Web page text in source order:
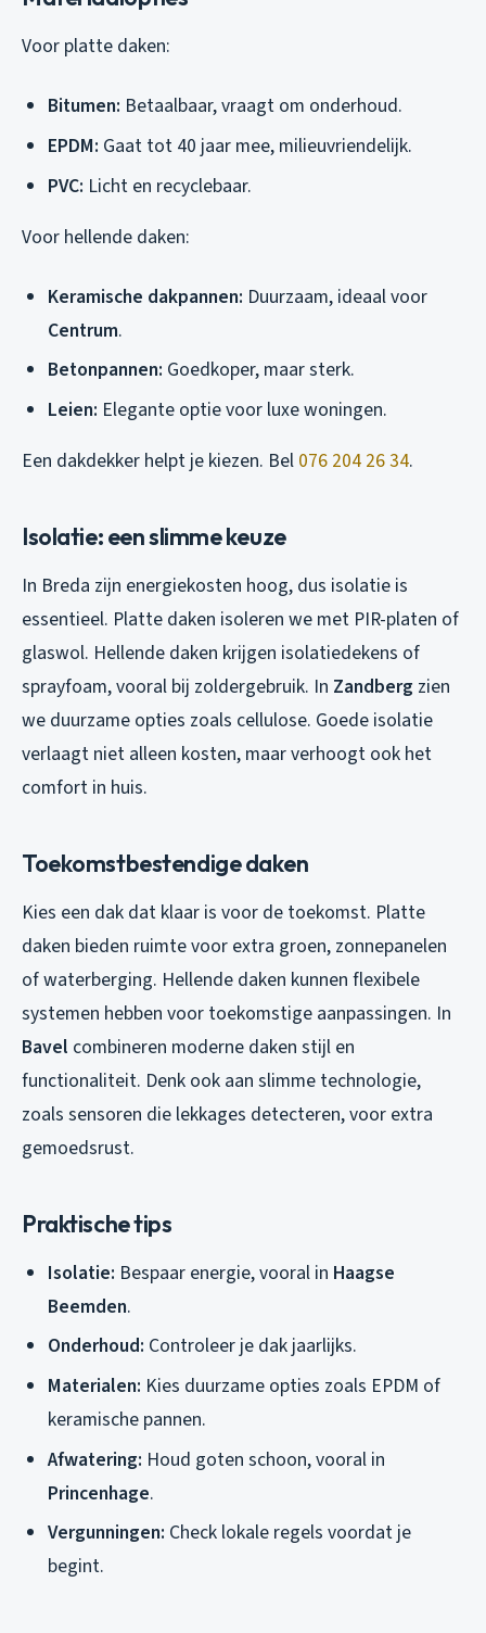
Voor platte daken:
Bitumen: Betaalbaar, vraagt om onderhoud.
EPDM: Gaat tot 40 jaar mee, milieuvriendelijk.
PVC: Licht en recyclebaar.
Voor hellende daken:
Keramische dakpannen: Duurzaam, ideaal voor
Centrum.
Betonpannen: Goedkoper, maar sterk.
Leien: Elegante optie voor luxe woningen.
Een dakdekker helpt je kiezen. Bel 076 204 26 34.
Isolatie: een slimme keuze
In Breda zijn energiekosten hoog, dus isolatie is
essentieel. Platte daken isoleren we met PIR-platen of
glaswol. Hellende daken krijgen isolatiedekens of
sprayfoam, vooral bij zoldergebruik. In Zandberg zien
we duurzame opties zoals cellulose. Goede isolatie
verlaagt niet alleen kosten, maar verhoogt ook het
comfort in huis.
Toekomstbestendige daken
Kies een dak dat klaar is voor de toekomst. Platte
daken bieden ruimte voor extra groen, zonnepanelen
of waterberging. Hellende daken kunnen flexibele
systemen hebben voor toekomstige aanpassingen. In
Bavel combineren moderne daken stijl en
functionaliteit. Denk ook aan slimme technologie,
zoals sensoren die lekkages detecteren, voor extra
gemoedsrust.
Praktische tips
Isolatie: Bespaar energie, vooral in Haagse
Beemden.
Onderhoud: Controleer je dak jaarlijks.
Materialen: Kies duurzame opties zoals EPDM of
keramische pannen.
Afwatering: Houd goten schoon, vooral in
Princenhage.
Vergunningen: Check lokale regels voordat je
begint.